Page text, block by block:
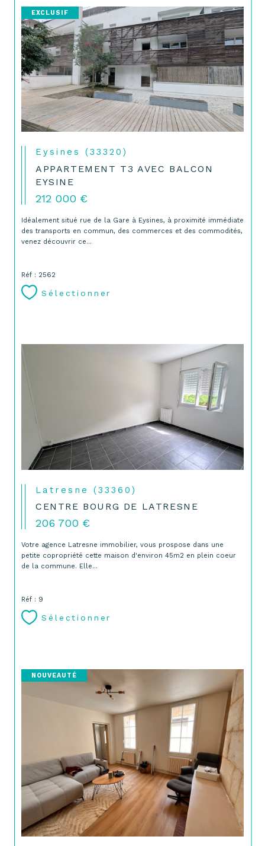
EXCLUSIF
Eysines (33320)
APPARTEMENT T3 AVEC BALCON
EYSINE
212 000 €
Idéalement situé rue de la Gare à Eysines, à proximité immédiate
des transports en commun, des commerces et des commodités,
venez découvrir ce...
Réf : 2562
Sélectionner
Latresne (33360)
CENTRE BOURG DE LATRESNE
206 700 €
Votre agence Latresne immobilier, vous prospose dans une
petite copropriété cette maison d'environ 45m2 en plein coeur
de la commune. Elle...
Réf : 9
Sélectionner
NOUVEAUTÉ